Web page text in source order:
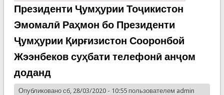
Президенти Ҷумҳурии Тоҷикистон
Эмомалӣ Раҳмон бо Президенти
Ҷумҳурии Қирғизистон Сооронбой
Жээнбеков суҳбати телефонӣ анҷом
доданд
Опубликовано сб, 28/03/2020 - 10:55 пользователем admin